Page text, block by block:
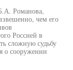
Романова,
чем его
Россией в
сложную судьбу
о сооружении